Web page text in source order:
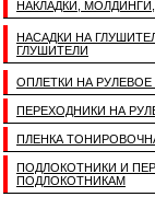
НАКЛАДКИ,
НАСАДКИ НА
ГЛУШИТЕЛИ
ОПЛЕТКИ НА
ПЕРЕХОДНИКИ НА
ПЛЕНКА
ПОДЛОКОТНИКИ И
ПОДЛОКОТНИКАМ